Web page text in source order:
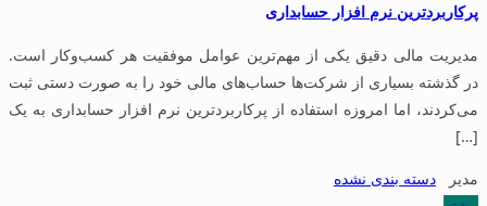
پرکاربردترین نرم افزار حسابداری
مدیریت مالی دقیق یکی از مهم‌ترین عوامل موفقیت هر کسب‌وکار است.
در گذشته بسیاری از شرکت‌ها حساب‌های مالی خود را به صورت دستی ثبت
می‌کردند، اما امروزه استفاده از پرکاربردترین نرم افزار حسابداری به یک
[…]
مدیر
دسته بندی نشده